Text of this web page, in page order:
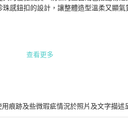
感鈕扣的設計，讓整體造型溫柔又顯
查看更多
痕跡及些微瑕疵情況於照片及文字描述